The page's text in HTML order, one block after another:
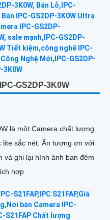
GS2DP-3K0W
là một Camera chất lượng
tượng ơn với
và ghi lại hình ảnh ban đêm
hợp